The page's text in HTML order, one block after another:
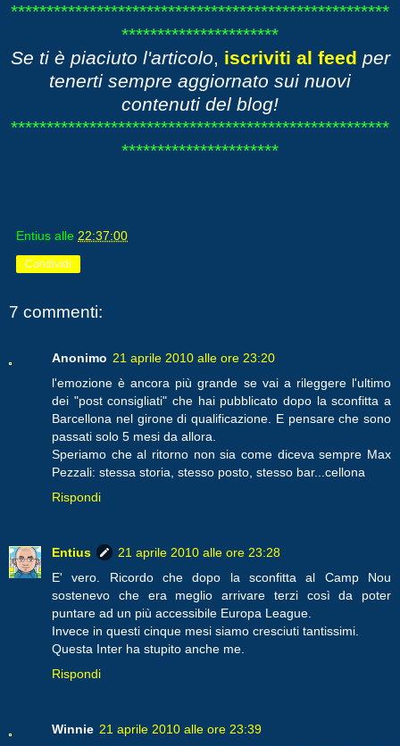
*****************************************************
**********************
Se ti è piaciuto l'articolo, iscriviti al feed per
tenerti sempre aggiornato sui nuovi
contenuti del blog!
*****************************************************
**********************
Entius alle 22:37:00
Condividi
7 commenti:
Anonimo 21 aprile 2010 alle ore 23:20
l'emozione è ancora più grande se vai a rileggere l'ultimo
dei "post consigliati" che hai pubblicato dopo la sconfitta a
Barcellona nel girone di qualificazione. E pensare che sono
passati solo 5 mesi da allora.
Speriamo che al ritorno non sia come diceva sempre Max
Pezzali: stessa storia, stesso posto, stesso bar...cellona
Rispondi
Entius
21 aprile 2010 alle ore 23:28
E' vero. Ricordo che dopo la sconfitta al Camp Nou
sostenevo che era meglio arrivare terzi così da poter
puntare ad un più accessibile Europa League.
Invece in questi cinque mesi siamo cresciuti tantissimi.
Questa Inter ha stupito anche me.
Rispondi
Winnie 21 aprile 2010 alle ore 23:39